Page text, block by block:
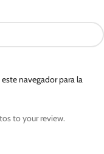
navegador para la
to your review.